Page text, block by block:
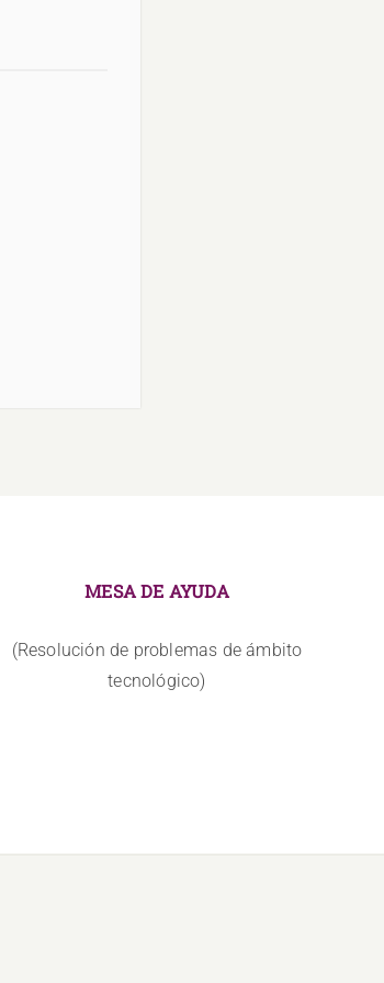
MESA DE AYUDA
(Resolución de problemas de ámbito
tecnológico)